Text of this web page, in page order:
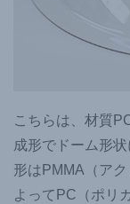
こちらは、材質
成形でドーム形
形はPMMA（ア
よってPC（ポリ